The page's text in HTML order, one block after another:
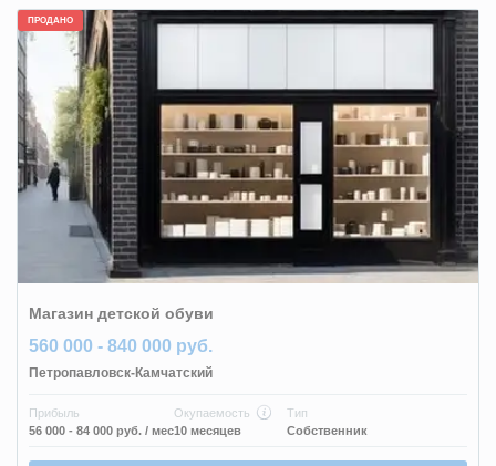
ПРОДАНО
Магазин детской обуви
560 000 - 840 000 руб.
Петропавловск-Камчатский
Прибыль
56 000 - 84 000 руб. / мес
Окупаемость
10 месяцев
Тип
Собственник